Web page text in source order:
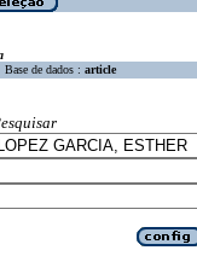
Base de dados : article